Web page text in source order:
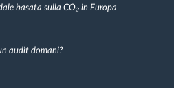
basata sulla CO₂ in Europa
audit domani?